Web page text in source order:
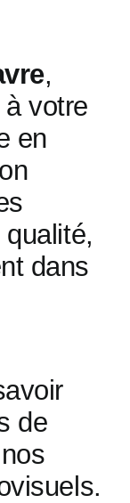
,
à votre
en
dans
de